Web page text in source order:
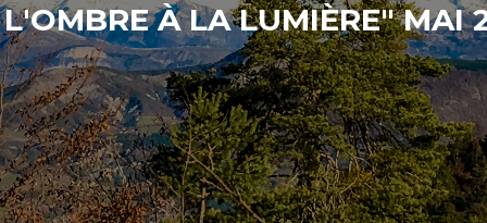
L'OMBRE À LA LUMIÈRE" MAI